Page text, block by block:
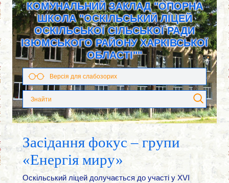
КОМУНАЛЬНИЙ ЗАКЛАД "ОПОРНА
ШКОЛА "ОСКІЛЬСЬКИЙ ЛІЦЕЙ
ОСКІЛЬСЬКОЇ СІЛЬСЬКОЇ РАДИ
ІЗЮМСЬКОГО РАЙОНУ ХАРКІВСЬКОЇ
ОБЛАСТІ""
Версія для слабозорих
Засідання фокус – групи
«Енергія миру»
Оскільський ліцей долучається до участі у ХVI